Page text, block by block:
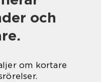
och
om kortare